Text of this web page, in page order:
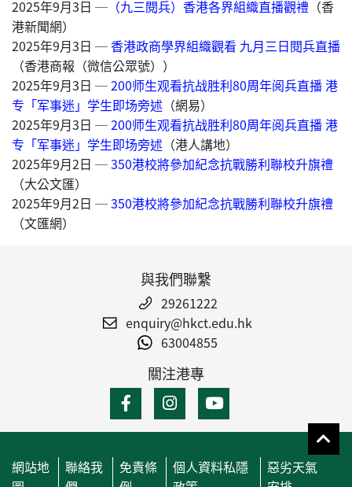
2025年9月3日 ─ （九三閱兵）香港各界組織直播觀禮 （香
港新聞網）
2025年9月3日 ─香港政商學界組織觀看 九月三日閱兵直播
（香港商報（微信公眾號））
2025年9月3日 ─200师生观看抗战胜利80周年阅兵直播 港
专「军事迷」学生即场旁述 （網易）
2025年9月3日 ─200师生观看抗战胜利80周年阅兵直播 港
专「军事迷」学生即场旁述 （港人講地）
2025年9月2日 ─350港校將參加紀念抗戰勝利聯校升旗禮
（大公文匯）
2025年9月2日 ─350港校將參加紀念抗戰勝利聯校升旗禮
（文匯網）
與我們聯繫
29261222
enquiry@hkct.edu.hk
63004855
關注港專
網站地
聯絡我
免責條
個人資料私隱
惡劣天氣